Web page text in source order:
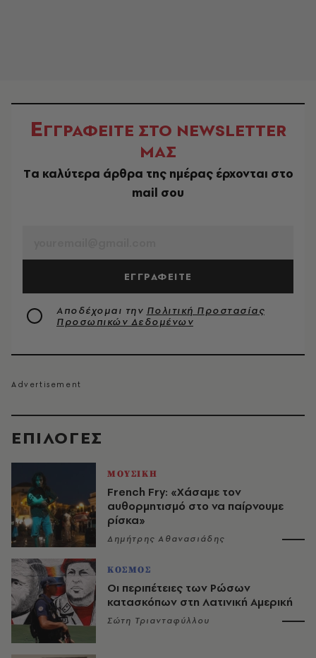
EΠΙΛΟΓΈΣ
ΜΟΥΣΙΚΗ
French Fry: «Χάσαμε τον
αυθορμητισμό στο να παίρνουμε
ρίσκα»
Δημήτρης Αθανασιάδης
ΚΟΣΜΟΣ
Οι περιπέτειες των Ρώσων
κατασκόπων στη Λατινική Αμερική
Σώτη Τριανταφύλλου
ΕΓΓΡΑΦΕΙΤΕ ΣΤΟ NEWSLETTER
ΜΑΣ
Tα καλύτερα άρθρα της ημέρας έρχονται στο
mail σου
ΕΓΓΡΑΦΕΙΤΕ
Αποδέχομαι την Πολιτική Προστασίας
Προσωπικών Δεδομένων